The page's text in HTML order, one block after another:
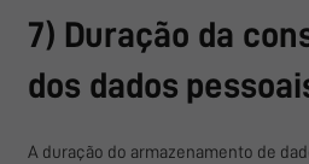
7) Duração da
dos dados
A duração do armazenamento de